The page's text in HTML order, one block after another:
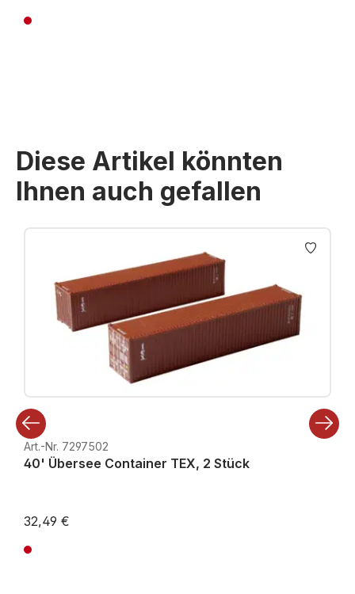
Diese Artikel könnten
Ihnen auch gefallen
Produktgalerie überspringen
Art.-Nr. 7297502
40' Übersee Container TEX, 2 Stück
32,49 €